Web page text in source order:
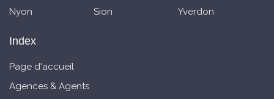
Nyon
Sion Yverdon
Index
Page d'accueil
Agences & Agents